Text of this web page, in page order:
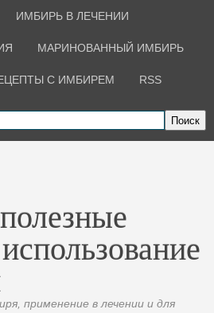
ИМБИРЬ В ЛЕЧЕНИИ
МАРИНОВАННЫЙ ИМБИРЬ
С ИМБИРЕМ RSS
Поиск
применение в лечении и для